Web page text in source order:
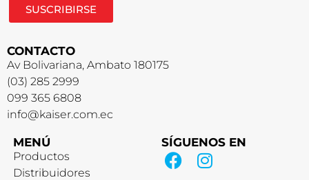
SUSCRIBIRSE
CONTACTO
Av Bolivariana, Ambato 180175
(03) 285 2999
099 365 6808
info@kaiser.com.ec
MENÚ
Productos
Distribuidores
SÍGUENOS EN